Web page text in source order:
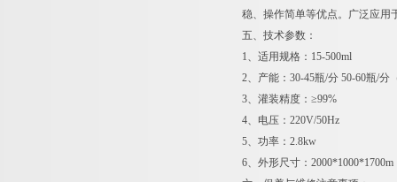
稳、操作简单等优点。广泛应用
五、技术参数：
1、适用规格：15-500ml
2、产能：30-45瓶/分 50-60瓶/
3、灌装精度：≥99%
4、电压：220V/50Hz
5、功率：2.8kw
6、外形尺寸：2000*1000*1700m